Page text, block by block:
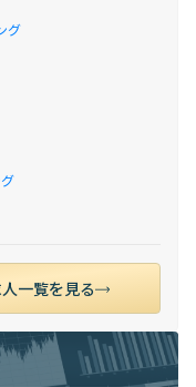
グ
一覧を見る